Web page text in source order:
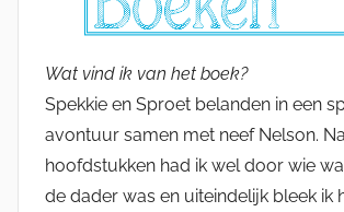
Wat vind ik van het boek?
Spekkie en Sproet belanden in een
avontuur samen met neef Nelson.
hoofdstukken had ik wel door wie
de dader was en uiteindelijk bleek ik